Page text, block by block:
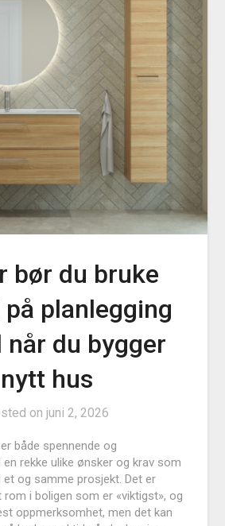
bør du bruke
planlegging
når du bygger
nytt hus
on juni 2, 2026
både spennende og
rekke ulike ønsker og krav som
et og samme prosjekt. Det er
rom i boligen som er «viktigst», og
oppmerksomhet, men det kan